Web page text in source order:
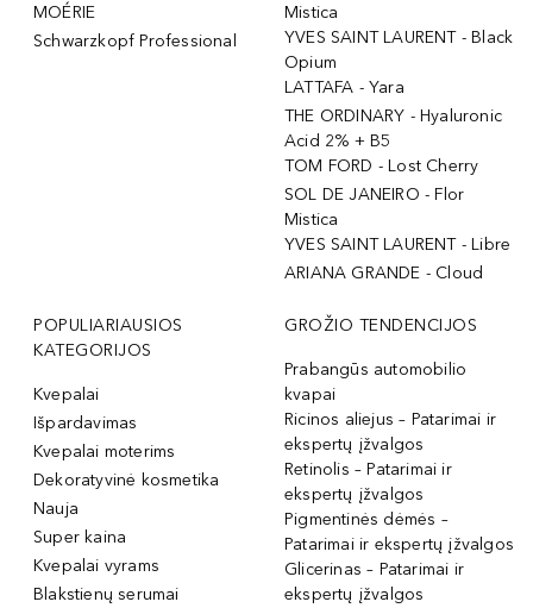
MOÉRIE
Schwarzkopf Professional
Mistica
YVES SAINT LAURENT - Black
Opium
LATTAFA - Yara
THE ORDINARY - Hyaluronic
Acid 2% + B5
TOM FORD - Lost Cherry
SOL DE JANEIRO - Flor
Mistica
YVES SAINT LAURENT - Libre
ARIANA GRANDE - Cloud
POPULIARIAUSIOS
KATEGORIJOS
Kvepalai
Išpardavimas
Kvepalai moterims
Dekoratyvinė kosmetika
Nauja
Super kaina
Kvepalai vyrams
Blakstienų serumai
GROŽIO TENDENCIJOS
Prabangūs automobilio
kvapai
Ricinos aliejus – Patarimai ir
ekspertų įžvalgos
Retinolis – Patarimai ir
ekspertų įžvalgos
Pigmentinės dėmės –
Patarimai ir ekspertų įžvalgos
Glicerinas – Patarimai ir
ekspertų įžvalgos